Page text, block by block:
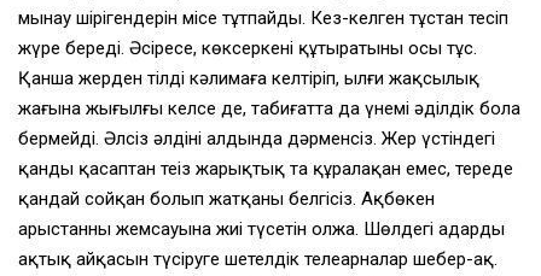
мынау шірігендерін місе тұтпайды. Кез-келген тұстан тесіп
жүре береді. Әсіресе, көксеркенің құтыратыны осы тұс.
Қанша жерден тілді кәлимаға келтіріп, ылғи жақсылық
жағына жығылғың келсе де, табиғатта да үнемі әділдік бола
бермейді. Әлсіз әлдінің алдында дәрменсіз. Жер үстіндегі
қанды қасаптан теңіз жарықтық та құралақан емес, тереңде
қандай сойқан болып жатқаны белгісіз. Ақбөкен
арыстанның жемсауына жиі түсетін олжа. Шөлдегі аңдардың
ақтық айқасын түсіруге шетелдік телеарналар шебер-ақ.